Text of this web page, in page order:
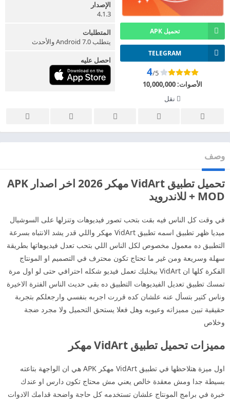
تحميل APK
TELEGRAM
4/5
الأصوات:10,000,000
نقل
الإصدار
4.1.3
المتطلبات
يتطلب Android 7.0 والأحدث
احصل عليه
وصف
تحميل تطبيق VidArt مهكر 2026 اخر اصدار APK
+ MOD للاندرويد
في وقت كل الناس فيه بقت بتحب تصور فيديوهات وتنزلها على السوشيال
ميديا ظهر تطبيق اسمه تطبيق VidArt مهكر واللي قدر يشد الانتباه بسرعة
التطبيق ده معمول مخصوص لكل الناس اللي بتحب تعدل فيديوهاتها بطريقة
سهلة وسريعة ومن غير ما تحتاج تكون محترف في التصميم او المونتاج
الفكرة كلها ان VidArt بيخليك تعمل فيديو شكله احترافي حتى لو اول مرة
تمسك تطبيق تعديل الفيديوهات التطبيق ده بقى حديث الناس الفترة الاخيرة
وناس كتير بتسأل عنه علشان كده قررت اجربه بنفسي وارجعلكم بتجربة
حقيقية تبين مميزاته وعيوبه وهل فعلا يستحق التحميل ولا مجرد ضجة
وخلاص
مميزات تحميل تطبيق VidArt مهكر
اول ميزة هتلاحظها في تطبيق VidArt مهكر APK هي ان الواجهة بتاعته
بسيطة جدا ومش معقدة خالص يعني مش محتاج تكون دارس او عندك
خبرة في برامج المونتاج علشان تستخدمه كل حاجة واضحة قدامك الادوات